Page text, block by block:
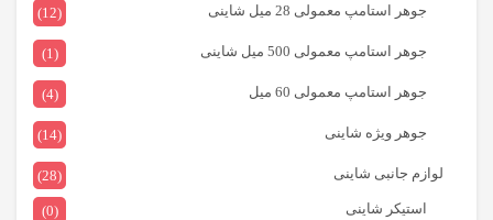
جوهر استامپ معمولی 28 میل شاینی (12)
جوهر استامپ معمولی 500 میل شاینی (1)
جوهر استامپ معمولی 60 میل (4)
جوهر ویژه شاینی (14)
لوازم جانبی شاینی
(28)
استیکر شاینی
(0)